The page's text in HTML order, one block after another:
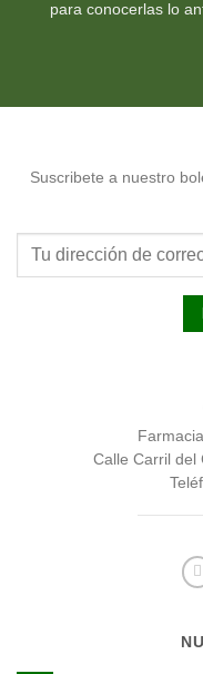
para conocerlas lo
Suscribete a nuestro
Calle Carril del